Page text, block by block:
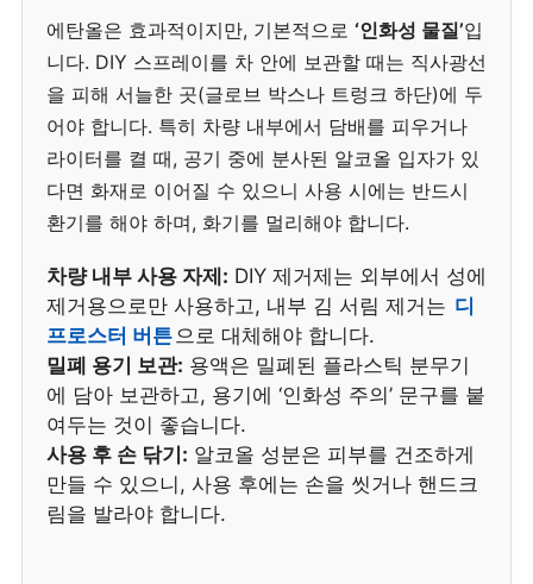
에탄올은 효과적이지만, 기본적으로 ‘인화성 물질’입
니다. DIY 스프레이를 차 안에 보관할 때는 직사광선
을 피해 서늘한 곳(글로브 박스나 트렁크 하단)에 두
어야 합니다. 특히 차량 내부에서 담배를 피우거나
라이터를 켤 때, 공기 중에 분사된 알코올 입자가 있
다면 화재로 이어질 수 있으니 사용 시에는 반드시
환기를 해야 하며, 화기를 멀리해야 합니다.
차량 내부 사용 자제: DIY 제거제는 외부에서 성에
제거용으로만 사용하고, 내부 김 서림 제거는 디
프로스터 버튼으로 대체해야 합니다.
밀폐 용기 보관: 용액은 밀폐된 플라스틱 분무기
에 담아 보관하고, 용기에 ‘인화성 주의’ 문구를 붙
여두는 것이 좋습니다.
사용 후 손 닦기: 알코올 성분은 피부를 건조하게
만들 수 있으니, 사용 후에는 손을 씻거나 핸드크
림을 발라야 합니다.